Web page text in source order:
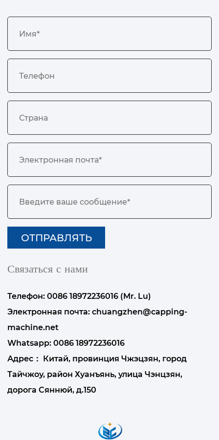
Связаться с нами
Телефон: 0086 18972236016 (Mr. Lu)
Электронная почта: chuangzhen@capping-
machine.net
Whatsapp: 0086 18972236016
Адрес： Китай, провинция Чжэцзян, город
Тайчжоу, район Хуанъянь, улица Чэнцзян,
дорога Сяннюй, д.150